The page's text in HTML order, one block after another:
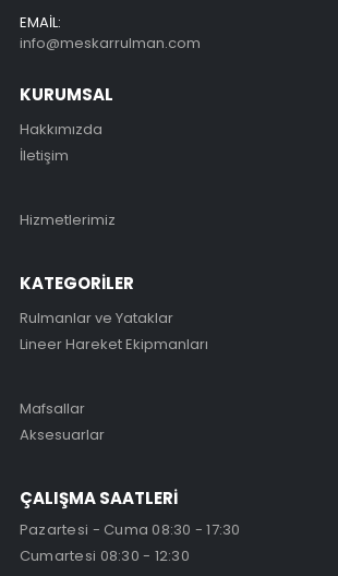
EMAIL:
info@meskarrulman.com
KURUMSAL
Hakkımızda
İletişim
Hizmetlerimiz
KATEGORİLER
Rulmanlar ve Yataklar
Lineer Hareket Ekipmanları
Mafsallar
Aksesuarlar
ÇALIŞMA SAATLERİ
Pazartesi - Cuma 08:30 - 17:30
Cumartesi 08:30 - 12:30